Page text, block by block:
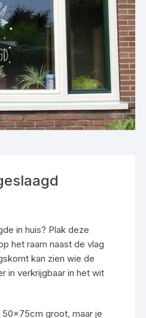
in huis? Plak deze
het raam naast de vlag
kan zien wie de
in verkrijgbaar in het wit
groot, maar je